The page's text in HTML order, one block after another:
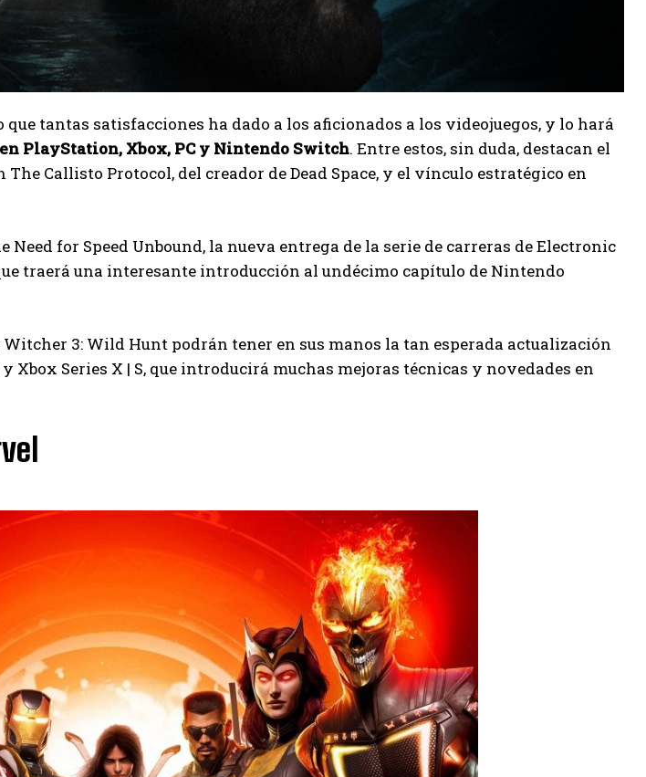
que tantas satisfacciones ha dado a los aficionados a los videojuegos, y lo hará
PlayStation, Xbox, PC y Nintendo Switch. Entre estos, sin duda, destacan el
Callisto Protocol, del creador de Dead Space, y el vínculo estratégico en
Need for Speed ​​Unbound, la nueva entrega de la serie de carreras de Electronic
traerá una interesante introducción al undécimo capítulo de Nintendo
3: Wild Hunt podrán tener en sus manos la tan esperada actualización
Xbox Series X | S, que introducirá muchas mejoras técnicas y novedades en